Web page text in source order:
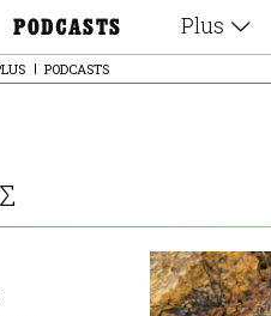
PODCASTS
Σκληρές Αλήθειες
OnDemand
Ψυχή & Σώμα
Plus
Οι Αθηναίοι
Απώλειες
PODCASTS